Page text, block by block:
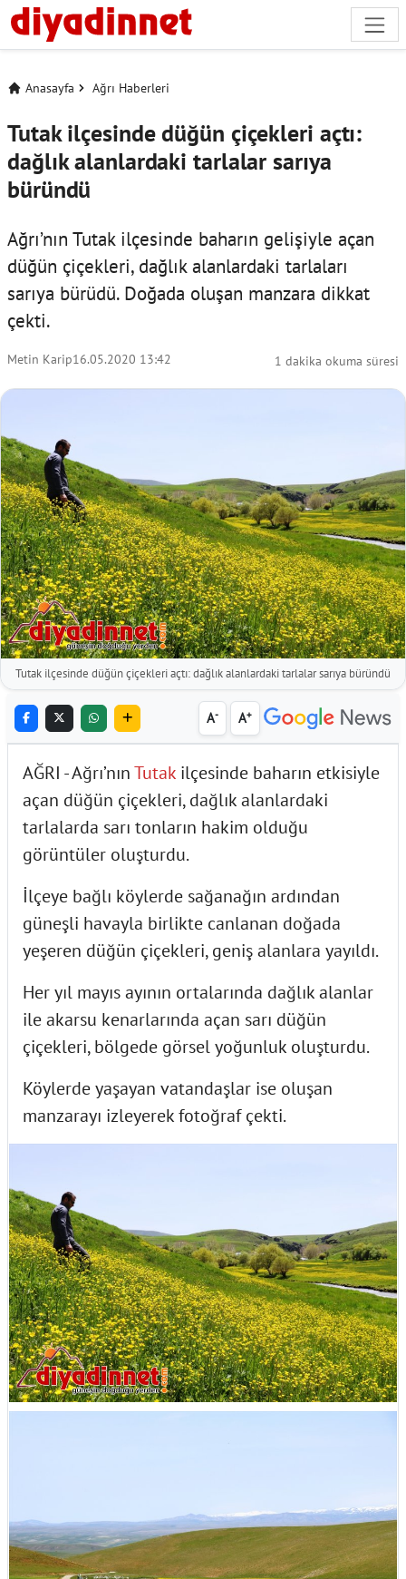
Anasayfa Ağrı Haberleri
Tutak ilçesinde düğün çiçekleri açtı:
dağlık alanlardaki tarlalar sarıya
büründü
Ağrı’nın Tutak ilçesinde baharın gelişiyle açan
düğün çiçekleri, dağlık alanlardaki tarlaları
sarıya bürüdü. Doğada oluşan manzara dikkat
çekti.
Metin Karip16.05.2020 13:42 1 dakika okuma süresi
Tutak ilçesinde düğün çiçekleri açtı: dağlık alanlardaki tarlalar sarıya büründü
A- A+
AĞRI - Ağrı’nınTutak ilçesinde baharın etkisiyle
açan düğün çiçekleri, dağlık alanlardaki
tarlalarda sarı tonların hakim olduğu
görüntüler oluşturdu.
İlçeye bağlı köylerde sağanağın ardından
güneşli havayla birlikte canlanan doğada
yeşeren düğün çiçekleri, geniş alanlara yayıldı.
Her yıl mayıs ayının ortalarında dağlık alanlar
ile akarsu kenarlarında açan sarı düğün
çiçekleri, bölgede görsel yoğunluk oluşturdu.
Köylerde yaşayan vatandaşlar ise oluşan
manzarayı izleyerek fotoğraf çekti.